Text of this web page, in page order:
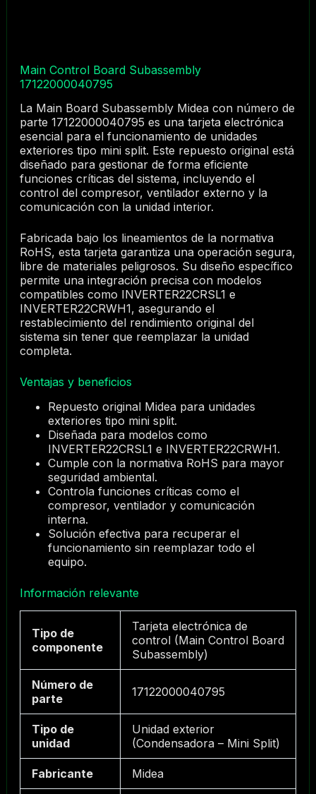
Main Control Board Subassembly
17122000040795
La Main Board Subassembly Midea con número de
parte 17122000040795 es una tarjeta electrónica
esencial para el funcionamiento de unidades
exteriores tipo mini split. Este repuesto original está
diseñado para gestionar de forma eficiente
funciones críticas del sistema, incluyendo el
control del compresor, ventilador externo y la
comunicación con la unidad interior.
Fabricada bajo los lineamientos de la normativa
RoHS, esta tarjeta garantiza una operación segura,
libre de materiales peligrosos. Su diseño específico
permite una integración precisa con modelos
compatibles como INVERTER22CRSL1 e
INVERTER22CRWH1, asegurando el
restablecimiento del rendimiento original del
sistema sin tener que reemplazar la unidad
completa.
Ventajas y beneficios
Repuesto original Midea para unidades
exteriores tipo mini split.
Diseñada para modelos como
INVERTER22CRSL1 e INVERTER22CRWH1.
Cumple con la normativa RoHS para mayor
seguridad ambiental.
Controla funciones críticas como el
compresor, ventilador y comunicación
interna.
Solución efectiva para recuperar el
funcionamiento sin reemplazar todo el
equipo.
Información relevante
Tipo de
componente
Tarjeta electrónica de
control (Main Control Board
Subassembly)
Número de
parte
17122000040795
Tipo de
unidad
Unidad exterior
(Condensadora – Mini Split)
Fabricante Midea